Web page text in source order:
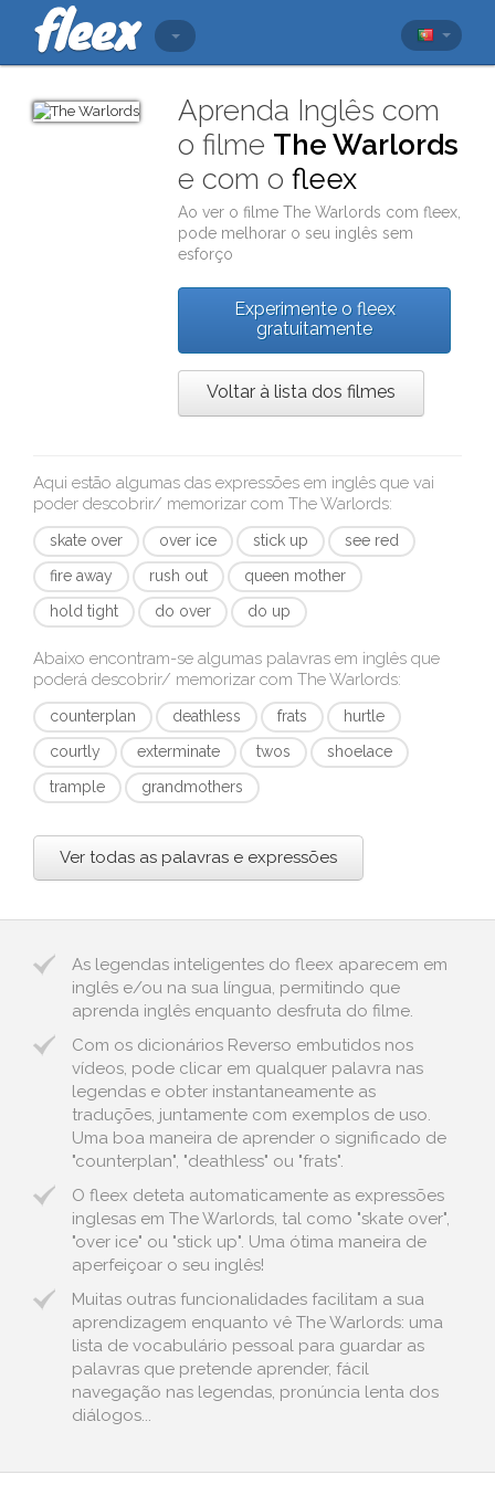
Aprenda Inglês com
o filme The Warlords
e com ofleex
Ao ver o filmeThe Warlords comfleex
pode melhorar o seu inglês sem
esforço
Experimente o fleex
gratuitamente
Voltar à lista dos filmes
Aqui estão algumas das expressões em inglês que vai
poder descobrir/ memorizar com The Warlords:
skate over over ice stick up
see red
fire away
rush out
queen mother
hold tight
do over do up
Abaixo encontram-se algumas palavras em inglês que
poderá descobrir/ memorizar com The Warlords:
counterplan deathless frats
hurtle
courtly
exterminate twos
shoelace
trample
grandmothers
Ver todas as palavras e expressões
As legendas inteligentes do fleex aparecem em
inglês e/ou na sua língua, permitindo que
aprenda inglês enquanto desfruta do filme.
Com os dicionários Reverso embutidos nos
vídeos, pode clicar em qualquer palavra nas
legendas e obter instantaneamente as
traduções, juntamente com exemplos de uso.
Uma boa maneira de aprender o significado de
"counterplan", "deathless" ou "frats".
O fleex deteta automaticamente as expressões
inglesas em The Warlords, tal como "skate over",
"over ice" ou "stick up". Uma ótima maneira de
aperfeiçoar o seu inglês!
Muitas outras funcionalidades facilitam a sua
aprendizagem enquanto vê The Warlords: uma
lista de vocabulário pessoal para guardar as
palavras que pretende aprender, fácil
navegação nas legendas, pronúncia lenta dos
diálogos...